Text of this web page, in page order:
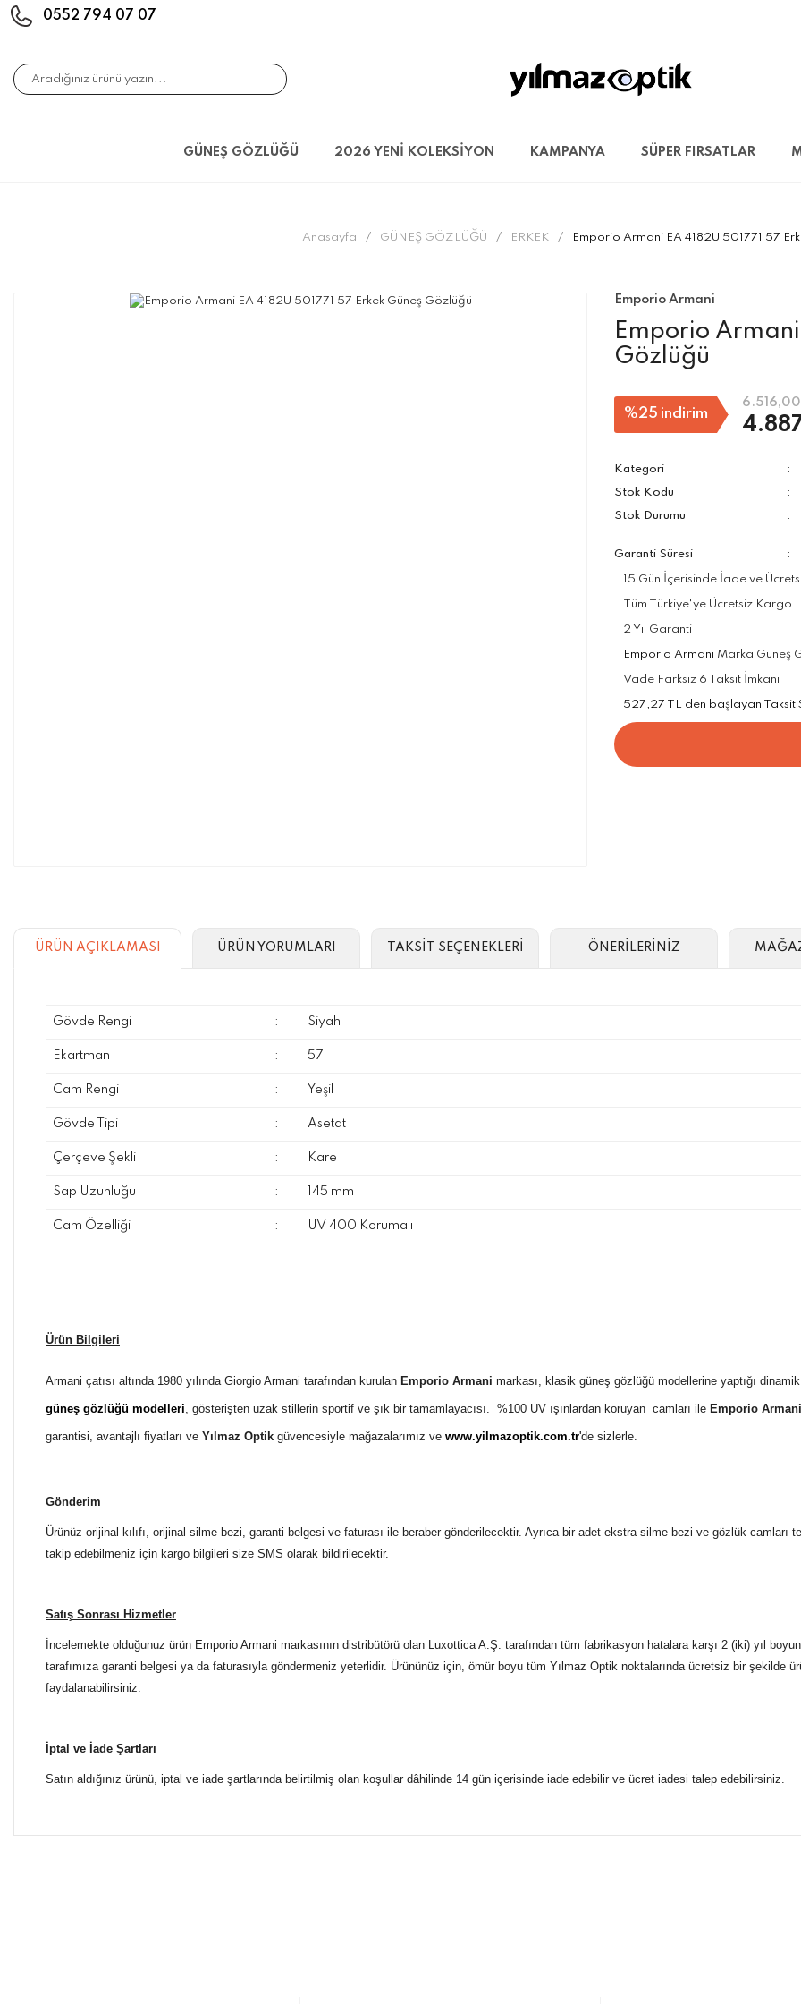
0552 794 07 07
GÜNEŞ GÖZLÜĞÜ 2026 YENİ KOLEKSİYON KAMPANYA SÜPER FIRSATLAR
Anasayfa GÜNEŞ GÖZLÜĞÜ ERKEK Emporio Armani EA 4182U 501771 57
Emporio Armani
Emporio Armani
Gözlüğü
%25 indirim
6.516,00
Kategori
Stok Kodu
Stok Durumu
Garanti Süresi
15 Gün İçerisinde İade ve
Tüm Türkiye'ye Ücretsiz Kargo
2 Yıl Garanti
Emporio Armani Marka Güneş
Vade Farksız 6 Taksit İmkanı
527,27 TL den başlayan Taksit
ÜRÜN AÇIKLAMASI ÜRÜN YORUMLARI TAKSİT SEÇENEKLERİ ÖNERİLERİNİZ
Gövde Rengi : Siyah
Ekartman : 57
Cam Rengi : Yeşil
Gövde Tipi : Asetat
Çerçeve Şekli : Kare
Sap Uzunluğu : 145 mm
Cam Özelliği : UV 400 Korumalı
Ürün Bilgileri
Armani çatısı altında 1980 yılında Giorgio Armani tarafından kurulan Emporio Armani markası, klasik güneş gözlüğü modellerine yaptığı
güneş gözlüğü modelleri , gösterişten uzak stillerin sportif ve şık bir tamamlayacısı. %100 UV ışınlardan koruyan camları ile Emporio
garantisi, avantajlı fiyatları ve Yılmaz Optik güvencesiyle mağazalarımız ve www.yilmazoptik.com.tr'de sizlerle.
Gönderim
Ürünüz orijinal kılıfı, orijinal silme bezi, garanti belgesi ve faturası ile beraber gönderilecektir. Ayrıca bir adet ekstra silme bezi ve gözlük
takip edebilmeniz için kargo bilgileri size SMS olarak bildirilecektir.
Satış Sonrası Hizmetler
İncelemekte olduğunuz ürün Emporio Armani markasının distribütörü olan Luxottica A.Ş. tarafından tüm fabrikasyon hatalara karşı 2 (iki) yıl
tarafımıza garanti belgesi ya da faturasıyla göndermeniz yeterlidir. Ürününüz için, ömür boyu tüm Yılmaz Optik noktalarında ücretsiz bir şekilde
faydalanabilirsiniz.
İptal ve İade Şartları
Satın aldığınız ürünü, iptal ve iade şartlarında belirtilmiş olan koşullar dâhilinde 14 gün içerisinde iade edebilir ve ücret iadesi talep edebilirsiniz.